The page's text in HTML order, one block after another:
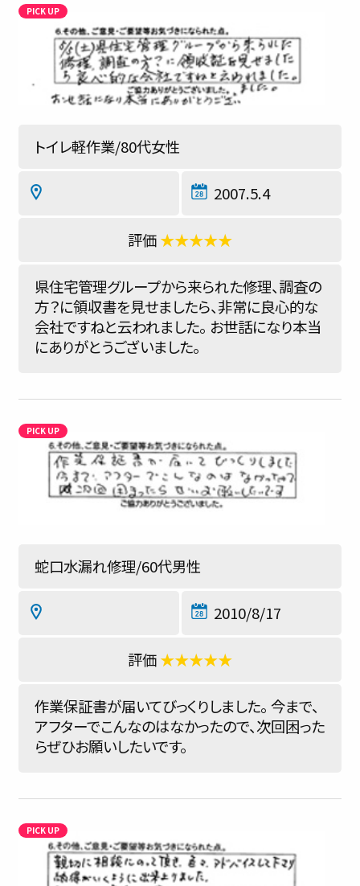
トイレ軽作業/80代女性
2007.5.4
★★★★★
県住宅管理グループから来られた修理、調査の
方？に領収書を見せましたら、非常に良心的な
会社ですねと云われました。 お世話になり本当
にありがとうございました。
蛇口水漏れ修理/60代男性
2010/8/17
★★★★★
作業保証書が届いてびっくりしました。 今まで、
アフターでこんなのはなかったので、次回困った
らぜひお願いしたいです。